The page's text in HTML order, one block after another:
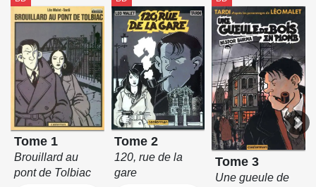
Tome 1
Brouillard au
pont de Tolbiac
Tome 2
120, rue de la
gare
Tome 3
Une gueule de